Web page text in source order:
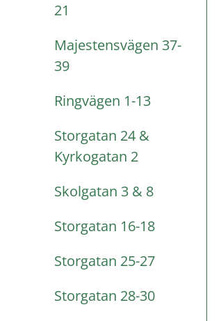
21
Majestensvägen 37-
39
Ringvägen 1-13
Storgatan 24 &
Kyrkogatan 2
Skolgatan 3 & 8
Storgatan 16-18
Storgatan 25-27
Storgatan 28-30